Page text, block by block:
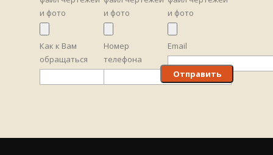
и фото
Как к Вам
обращаться
и фото
Номер
телефона
и фото
Email